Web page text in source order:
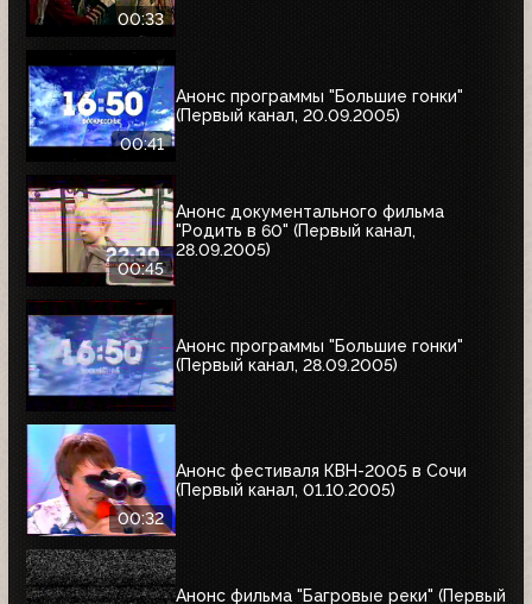
00:33
00:41
Анонс программы "Большие гонки"
(Первый канал, 20.09.2005)
00:45
Анонс документального фильма
"Родить в 60" (Первый канал,
28.09.2005)
Анонс программы "Большие гонки"
(Первый канал, 28.09.2005)
00:32
Анонс фестиваля КВН-2005 в Сочи
(Первый канал, 01.10.2005)
Анонс фильма "Багровые реки" (Первый